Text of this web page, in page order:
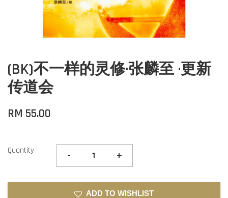
(BK)不一样的灵修·张麟至 ·更新
传道会
RM 55.00
Quantity - +
ADD TO WISHLIST